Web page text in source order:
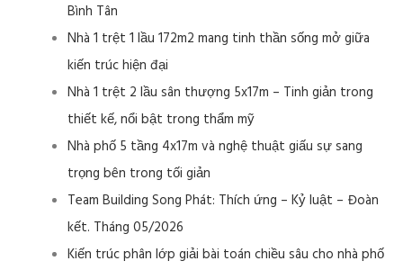
Bình Tân
Nhà 1 trệt 1 lầu 172m2 mang tinh thần sống mở giữa
kiến trúc hiện đại
Nhà 1 trệt 2 lầu sân thượng 5x17m – Tinh giản trong
thiết kế, nổi bật trong thẩm mỹ
Nhà phố 5 tầng 4x17m và nghệ thuật giấu sự sang
trọng bên trong tối giản
Team Building Song Phát: Thích ứng – Kỷ luật – Đoàn
kết. Tháng 05/2026
Kiến trúc phân lớp giải bài toán chiều sâu cho nhà phố